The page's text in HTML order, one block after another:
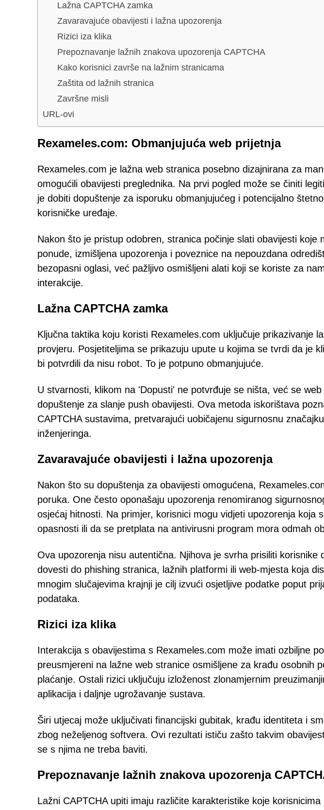
Lažna CAPTCHA zamka
Zavaravajuće obavijesti i lažna upozorenja
Rizici iza klika
Prepoznavanje lažnih znakova upozorenja CAPTCHA
Kako korisnici završe na lažnim stranicama
Zaštita od lažnih stranica
Završne misli
URL-ovi
Rexameles.com: Obmanjujuća web prijetnja
Rexameles.com je lažna web stranica posebno dizajnirana za
omogućili obavijesti preglednika. Na prvi pogled može se činiti
je dobiti dopuštenje za isporuku obmanjujućeg i potencijalno
korisničke uređaje.
Nakon što je pristup odobren, stranica počinje slati obavijesti koje
ponude, izmišljena upozorenja i poveznice na nepouzdana
bezopasni oglasi, već pažljivo osmišljeni alati koji se koriste za
interakcije.
Lažna CAPTCHA zamka
Ključna taktika koju koristi Rexameles.com uključuje prikazivanje
provjeru. Posjetiteljima se prikazuju upute u kojima se tvrdi da je
bi potvrdili da nisu robot. To je potpuno obmanjujuće.
U stvarnosti, klikom na 'Dopusti' ne potvrđuje se ništa, već se
dopuštenje za slanje push obavijesti. Ova metoda iskorištava
CAPTCHA sustavima, pretvarajući uobičajenu sigurnosnu
inženjeringa.
Zavaravajuće obavijesti i lažna upozorenja
Nakon što su dopuštenja za obavijesti omogućena,
poruka. One često oponašaju upozorenja renomiranog
osjećaj hitnosti. Na primjer, korisnici mogu vidjeti upozorenja koja
opasnosti ili da se pretplata na antivirusni program mora odmah
Ova upozorenja nisu autentična. Njihova je svrha prisiliti korisnike
dovesti do phishing stranica, lažnih platformi ili web-mjesta koja
mnogim slučajevima krajnji je cilj izvući osjetljive podatke poput
podataka.
Rizici iza klika
Interakcija s obavijestima s Rexameles.com može imati ozbiljne
preusmjereni na lažne web stranice osmišljene za krađu osobnih
plaćanje. Ostali rizici uključuju izloženost zlonamjernim
aplikacija i daljnje ugrožavanje sustava.
Širi utjecaj može uključivati financijski gubitak, krađu identiteta i
zbog neželjenog softvera. Ovi rezultati ističu zašto takvim
se s njima ne treba baviti.
Prepoznavanje lažnih znakova upozorenja
Lažni CAPTCHA upiti imaju različite karakteristike koje